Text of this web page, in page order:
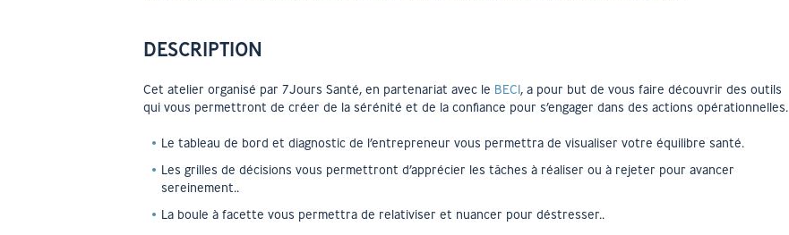
DESCRIPTION
Cet atelier organisé par 7Jours Santé, en partenariat avec le BECI, a pour but de vous faire découvrir des outils
qui vous permettront de créer de la sérénité et de la confiance pour s’engager dans des actions opérationnelles.
Le tableau de bord et diagnostic de l’entrepreneur vous permettra de visualiser votre équilibre santé.
Les grilles de décisions vous permettront d’apprécier les tâches à réaliser ou à rejeter pour avancer
sereinement..
La boule à facette vous permettra de relativiser et nuancer pour déstresser..